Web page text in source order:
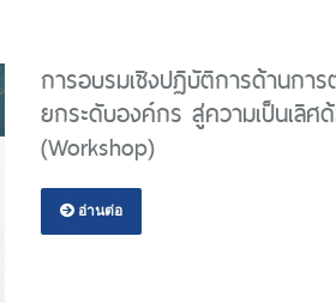
การอบรมเชิงปฏิบัติการด้านกา
ยกระดับองค์กร สู่ความเป็นเลิศ
(Workshop)
อ่านต่อ